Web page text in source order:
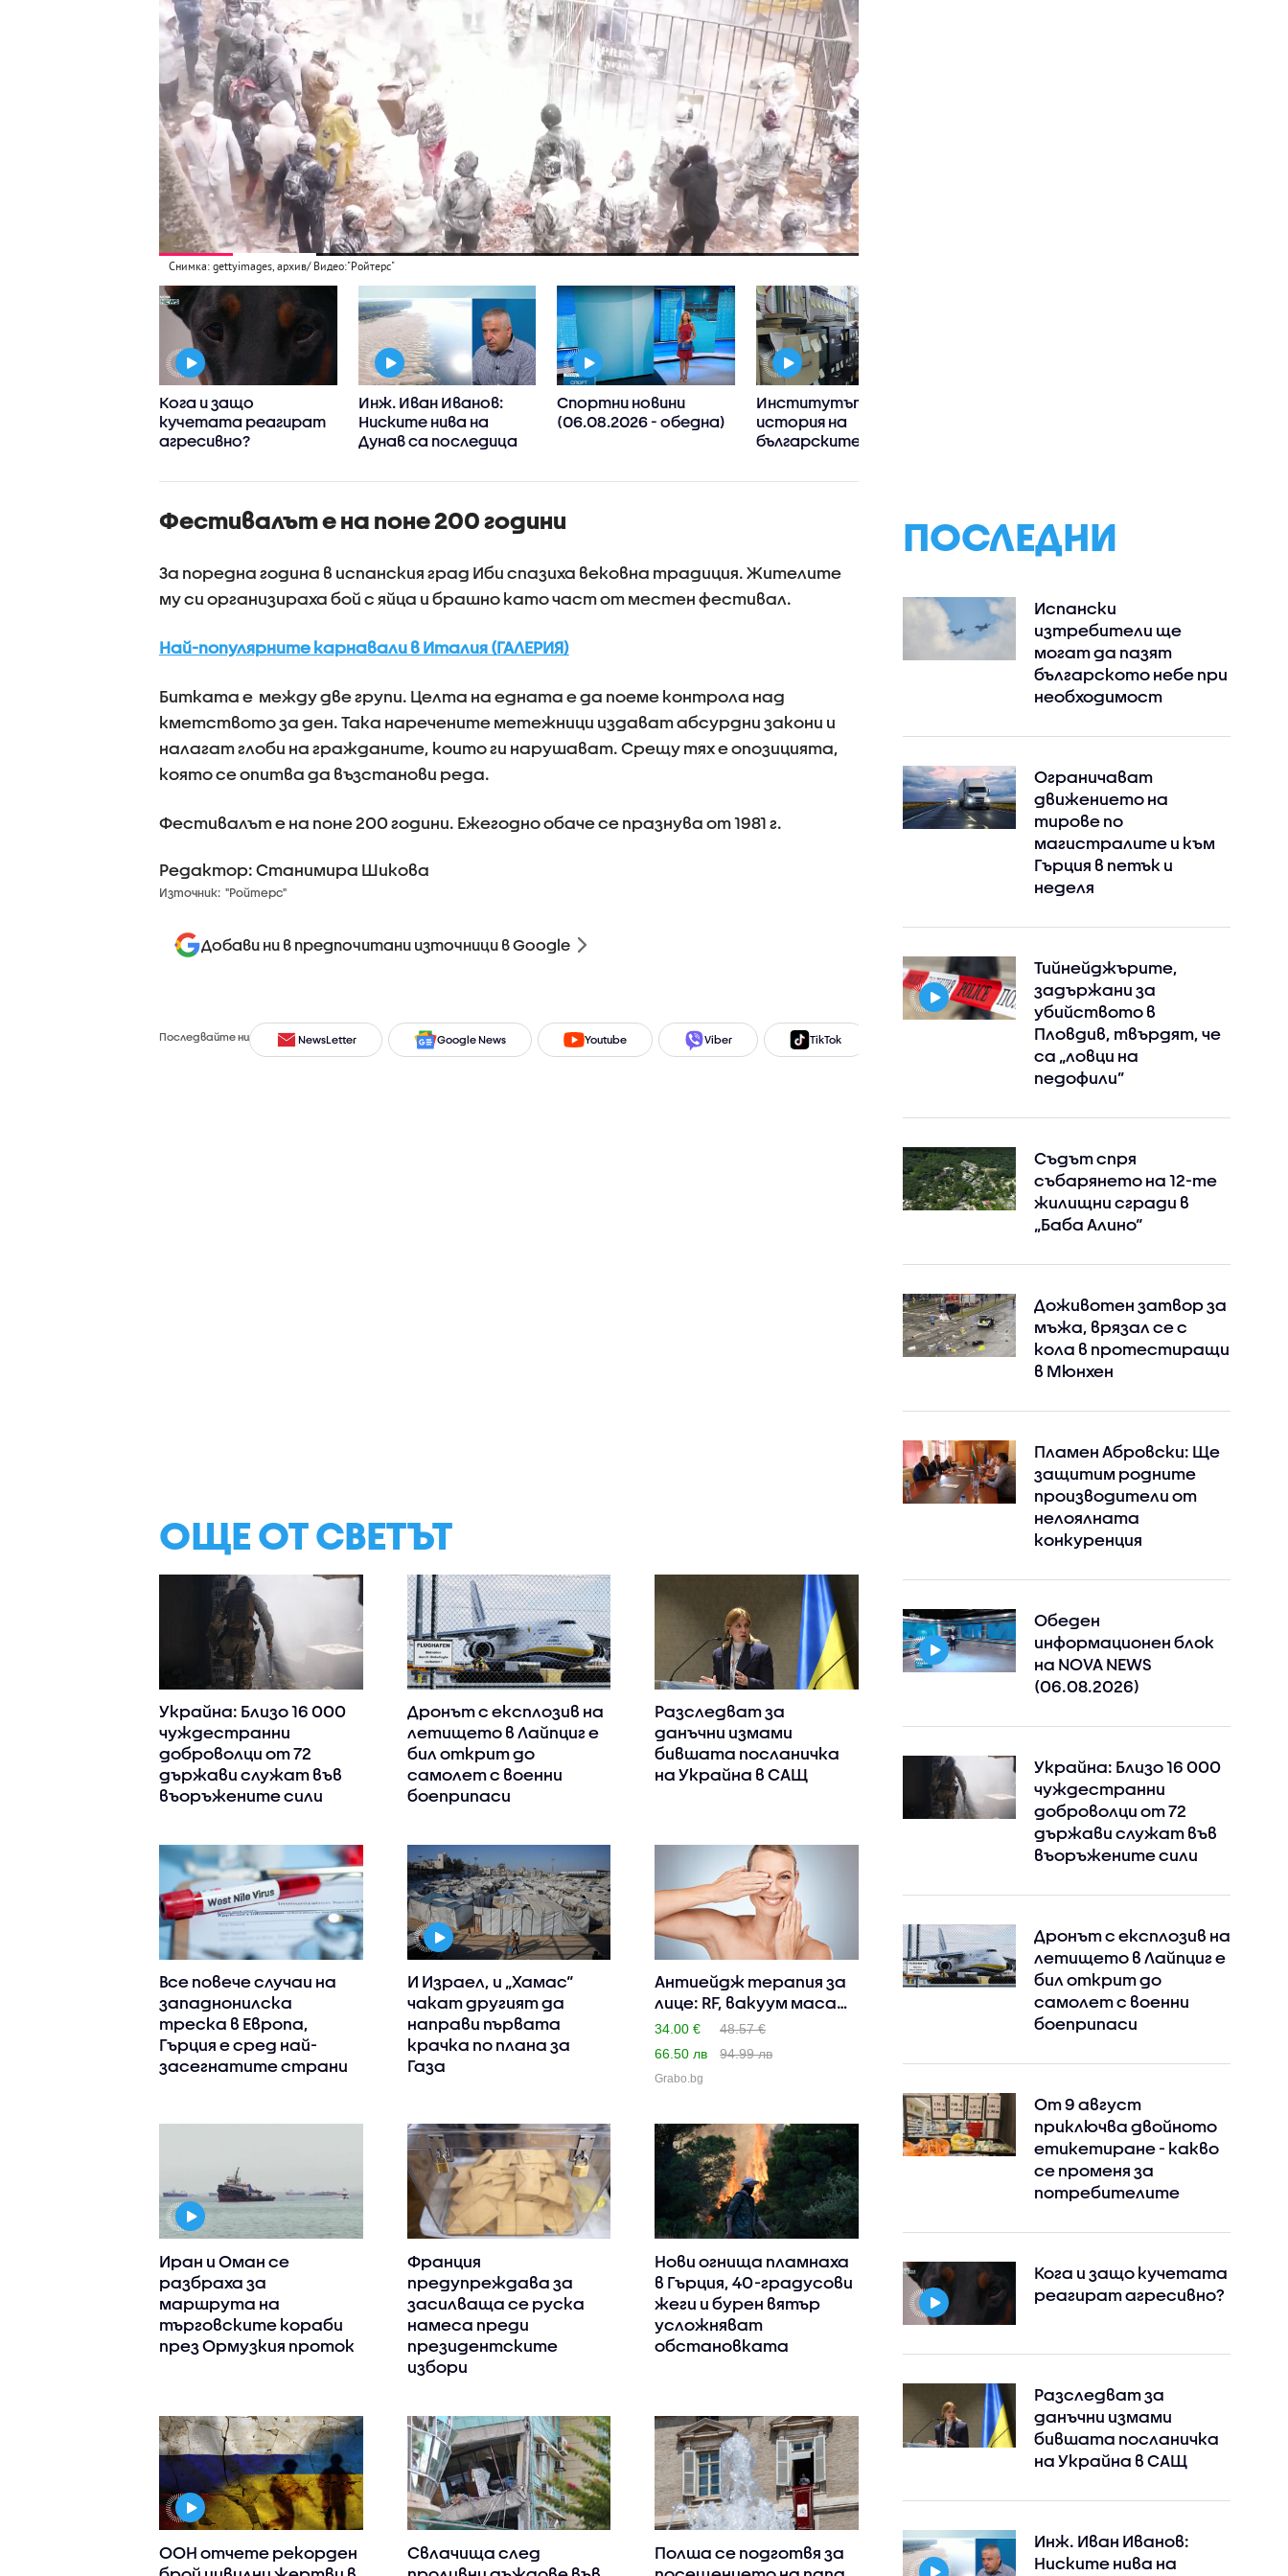
Снимка: gettyimages, архив/ Видео:"Ройтерс"
Кога и защо
кучетата реагират
агресивно?
Инж. Иван Иванов:
Ниските нива на
Дунав са последица
промени, такива
зачестяват
Спортни новини
(06.08.2026 - обедна)
Институтът по
история на
българските
Америка - близо 60
снимки и оборудване
Фестивалът е на поне 200 години
За поредна година в испанския град Иби спазиха вековна традиция. Жителите
му си организираха бой с яйца и брашно като част от местен фестивал.
Най-популярните карнавали в Италия (ГАЛЕРИЯ)
Битката е между две групи. Целта на едната е да поеме контрола над
кметството за ден. Така наречените метежници издават абсурдни закони и
налагат глоби на гражданите, които ги нарушават. Срещу тях е опозицията,
която се опитва да възстанови реда.
Фестивалът е на поне 200 години. Ежегодно обаче се празнува от 1981 г.
Редактор: Станимира Шикова
Източник: "Ройтерс"
Добави ни в предпочитани източници в Google
Последвайте ни NewsLetter Google News Youtube Viber TikTok Facebook
ОЩЕ ОТ СВЕТЪТ
Украйна: Близо 16 000
чуждестранни
доброволци от 72
държави служат във
въоръжените сили
Дронът с експлозив на
летището в Лайпциг е
бил открит до
самолет с военни
боеприпаси
Разследват за
данъчни измами
бившата посланичка
на Украйна в САЩ
Все повече случаи на
западнонилска
треска в Европа,
Гърция е сред най-
засегнатите страни
И Израел, и „Хамас“
чакат другият да
направи първата
крачка по плана за
Газа
Антиейдж терапия за
лице: RF, вакуум масаж,
..
34.00 €
48.57 €
66.50 лв
94.99 лв
Grabo.bg
Иран и Оман се
разбраха за
маршрута на
търговските кораби
през Ормузкия проток
Франция
предупреждава за
засилваща се руска
намеса преди
президентските
избори
Нови огнища пламнаха
в Гърция, 40-градусови
жеги и бурен вятър
усложняват
обстановката
ООН отчете рекорден
Свлачища след
Полша се подготвя за
ПОСЛЕДНИ
Испански
изтребители ще
могат да пазят
българското небе при
необходимост
Ограничават
движението на
тирове по
магистралите и към
Гърция в петък и
неделя
Тийнейджърите,
задържани за
убийството в
Пловдив, твърдят, че
са „ловци на
педофили”
Съдът спря
събарянето на 12-те
жилищни сгради в
„Баба Алино“
Доживотен затвор за
мъжа, врязал се с
кола в протестиращи
в Мюнхен
Пламен Абровски: Ще
защитим родните
производители от
нелоялната
конкуренция
Обеден
информационен блок
на NOVA NEWS
(06.08.2026)
Украйна: Близо 16 000
чуждестранни
доброволци от 72
държави служат във
въоръжените сили
Дронът с експлозив на
летището в Лайпциг е
бил открит до
самолет с военни
боеприпаси
От 9 август
приключва двойното
етикетиране - какво
се променя за
потребителите
Кога и защо кучетата
реагират агресивно?
Разследват за
данъчни измами
бившата посланичка
на Украйна в САЩ
Инж. Иван Иванов:
Ниските нива на